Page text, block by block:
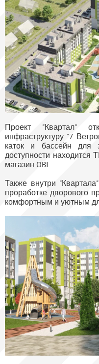
Проект "Квартал"
инфраструктуру "7
каток и бассейн для
доступности находится
магазин OBI.
Также внутри
проработке дворового
комфортным и уютным